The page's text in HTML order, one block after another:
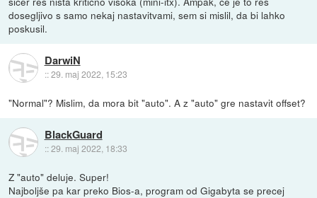
dosegljivo s samo nekaj nastavitvami, sem si mislil, da bi lahko
poskusil.
DarwiN
::29. maj 2022, 15:23
"Normal"? Mislim, da mora bit "auto". A z "auto" gre nastavit offset?
BlackGuard
::29. maj 2022, 18:33
Z "auto" deluje. Super!
Najboljše pa kar preko Bios-a, program od Gigabyta se precej